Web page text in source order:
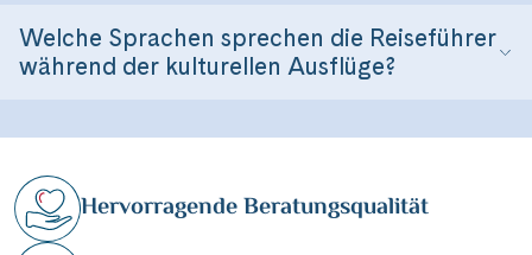
Welche Sprachen sprechen die Reiseführer
während der kulturellen Ausflüge?
Hervorragende Beratungsqualität